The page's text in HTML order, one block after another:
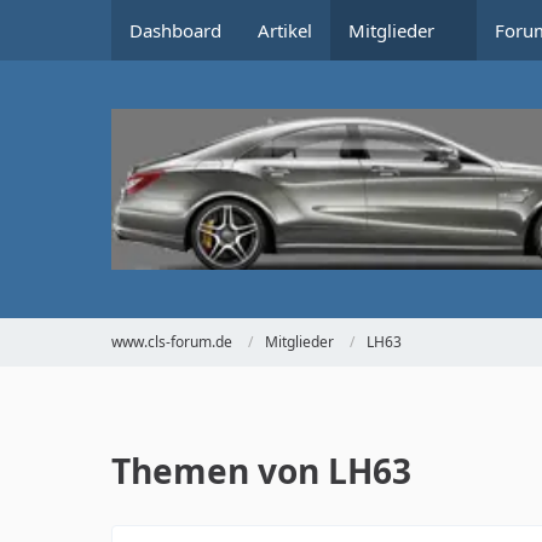
Dashboard Artikel Mitglieder
www.cls-forum.de Mitglieder LH63
Themen von LH63